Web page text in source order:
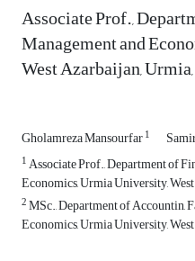
Associate Prof.,
Management and
West Azarbaijan,
Gholamreza Mansourfar1
1Associate Prof., Department of
Economics, Urmia University,
2MSc., Department of Accountin,
Economics, Urmia University,